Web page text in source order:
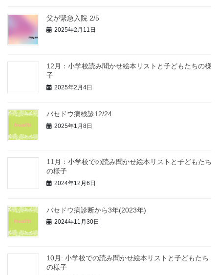
父が緊急入院 2/5
2025年2月11日
12月：小学校読み聞かせ絵本リストと子どもたちの様
子
2025年2月4日
バセドウ病検診12/24
2025年1月8日
11月：小学校での読み聞かせ絵本リストと子どもたち
の様子
2024年12月6日
バセドウ病診断から3年(2023年)
2024年11月30日
10月: 小学校での読み聞かせ絵本リストと子どもたち
の様子